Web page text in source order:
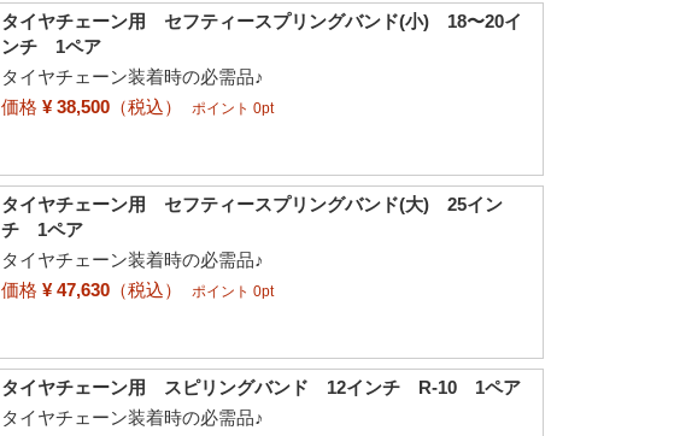
タイヤチェーン用 セフティースプリングバンド(小) 18〜20イ
ンチ 1ペア
タイヤチェーン装着時の必需品♪
価格 ¥ 38,500 （税込） ポイント 0pt
タイヤチェーン用 セフティースプリングバンド(大) 25イン
チ 1ペア
タイヤチェーン装着時の必需品♪
価格 ¥ 47,630 （税込） ポイント 0pt
タイヤチェーン用 スピリングバンド 12インチ R-10 1ペア
タイヤチェーン装着時の必需品♪